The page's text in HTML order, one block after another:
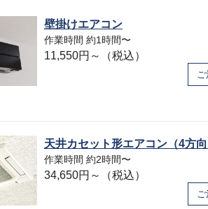
壁掛けエアコン
作業時間 約1時間〜
11,550円～（税込）
天井カセット形エアコン（4方向
作業時間 約2時間〜
34,650円～（税込）